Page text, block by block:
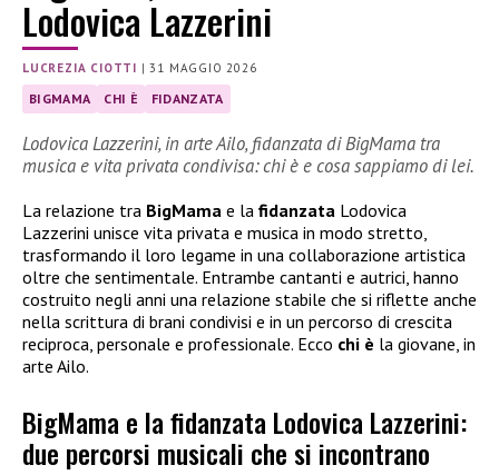
Lodovica Lazzerini
LUCREZIA CIOTTI |31 MAGGIO 2026
BIGMAMA CHI È FIDANZATA
Lodovica Lazzerini, in arte Ailo, fidanzata di BigMama tra
musica e vita privata condivisa: chi è e cosa sappiamo di lei.
La relazione tra BigMama e la fidanzata Lodovica
Lazzerini unisce vita privata e musica in modo stretto,
trasformando il loro legame in una collaborazione artistica
oltre che sentimentale. Entrambe cantanti e autrici, hanno
costruito negli anni una relazione stabile che si riflette anche
nella scrittura di brani condivisi e in un percorso di crescita
reciproca, personale e professionale. Ecco chi è la giovane, in
arte Ailo.
BigMama e la fidanzata Lodovica Lazzerini:
due percorsi musicali che si incontrano